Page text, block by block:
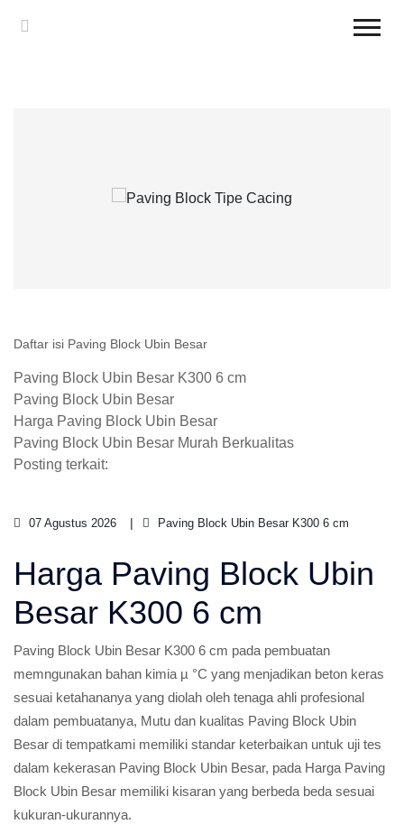
Daftar isi Paving Block Ubin Besar
Paving Block Ubin Besar K300 6 cm
Paving Block Ubin Besar
Harga Paving Block Ubin Besar
Paving Block Ubin Besar Murah Berkualitas
Posting terkait:
07 Agustus 2026 Paving Block Ubin Besar K300 6 cm
Harga Paving Block Ubin
Besar K300 6 cm
Paving Block Ubin Besar K300 6 cm pada pembuatan
memngunakan bahan kimia µ °C yang menjadikan beton keras
sesuai ketahananya yang diolah oleh tenaga ahli profesional
dalam pembuatanya, Mutu dan kualitas Paving Block Ubin
Besar di tempatkami memiliki standar keterbaikan untuk uji tes
dalam kekerasan Paving Block Ubin Besar, pada Harga Paving
Block Ubin Besar memiliki kisaran yang berbeda beda sesuai
kukuran-ukurannya.